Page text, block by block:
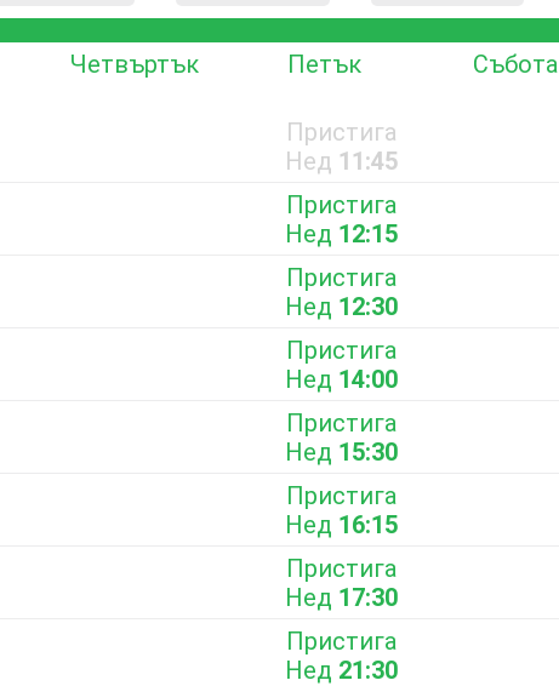
Четвъртък Петък Събота
Пристига
Нед 11:45
Пристига
Нед 12:15
Пристига
Нед 12:30
Пристига
Нед 14:00
Пристига
Нед 15:30
Пристига
Нед 16:15
Пристига
Нед 17:30
Пристига
Нед 21:30